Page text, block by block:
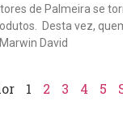
de Palmeira se
Desta vez,
David
1 2 3 4 5